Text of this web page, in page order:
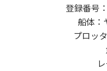
登録番号
船体：
プロッ